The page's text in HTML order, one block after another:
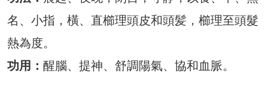
名、小指，橫、直櫛理頭皮和頭髪，櫛理至頭髮
熱為度。
功用： 醒腦、提神、舒調陽氣、協和血脈。